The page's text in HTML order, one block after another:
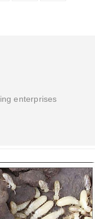
enterprises